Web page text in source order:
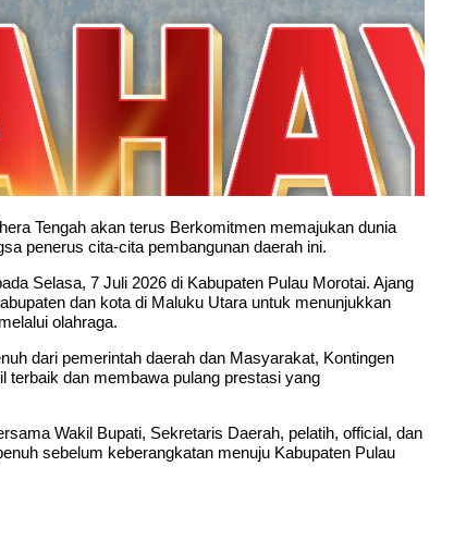
Tengah akan terus Berkomitmen memajukan dunia
penerus cita-cita pembangunan daerah ini.
Selasa, 7 Juli 2026 di Kabupaten Pulau Morotai. Ajang
dan kota di Maluku Utara untuk menunjukkan
olahraga.
dari pemerintah daerah dan Masyarakat, Kontingen
terbaik dan membawa pulang prestasi yang
Wakil Bupati, Sekretaris Daerah, pelatih, official, dan
sebelum keberangkatan menuju Kabupaten Pulau